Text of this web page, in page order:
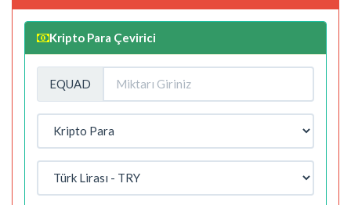
Kripto Para Çevirici
EQUAD